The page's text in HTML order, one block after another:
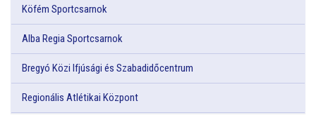
Köfém Sportcsarnok
Alba Regia Sportcsarnok
Bregyó Közi Ifjúsági és Szabadidőcentrum
Regionális Atlétikai Központ